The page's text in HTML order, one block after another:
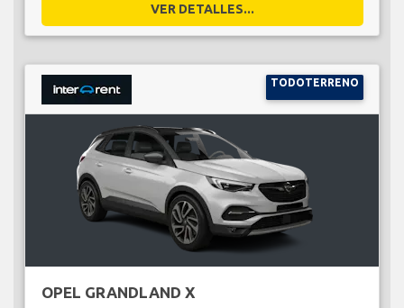
VER DETALLES...
TODOTERRENO
OPEL GRANDLAND X